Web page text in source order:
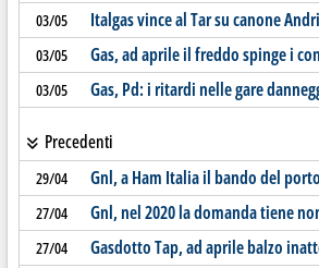
03/05 Italgas vince al Tar su canone
03/05 Gas, ad aprile il freddo spinge i
03/05 Gas, Pd: i ritardi nelle gare
Precedenti
29/04 Gnl, a Ham Italia il bando del
27/04 Gnl, nel 2020 la domanda tiene
27/04 Gasdotto Tap, ad aprile balzo